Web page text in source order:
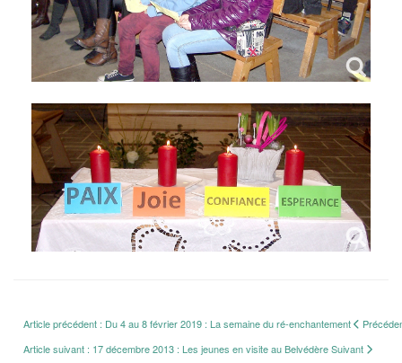
Article précédent : Du 4 au 8 février 2019 : La semaine du ré-enchantement
Article suivant : 17 décembre 2013 : Les jeunes en visite au BelvédèreSuivant